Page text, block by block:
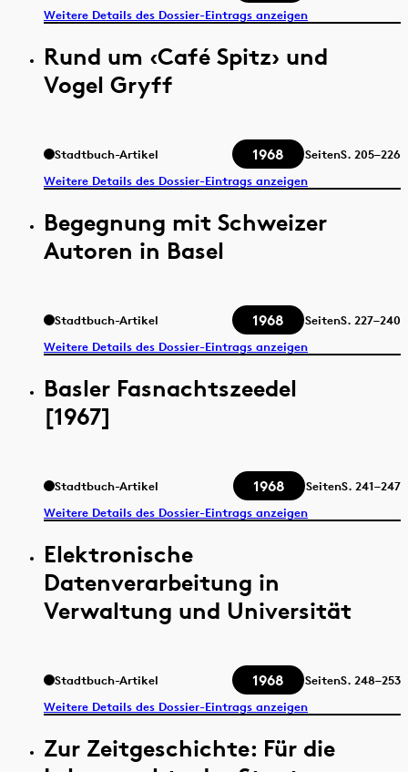
Weitere Details des Dossier-Eintrags anzeigen
Rund um ‹Café Spitz› und
Vogel Gryff
Stadtbuch-Artikel 1968 SeitenS. 205–226
Weitere Details des Dossier-Eintrags anzeigen
Begegnung mit Schweizer
Autoren in Basel
Stadtbuch-Artikel 1968 SeitenS. 227–240
Weitere Details des Dossier-Eintrags anzeigen
Basler Fasnachtszeedel
[1967]
Stadtbuch-Artikel 1968 SeitenS. 241–247
Weitere Details des Dossier-Eintrags anzeigen
Elektronische
Datenverarbeitung in
Verwaltung und Universität
Stadtbuch-Artikel 1968 SeitenS. 248–253
Weitere Details des Dossier-Eintrags anzeigen
Zur Zeitgeschichte: Für die